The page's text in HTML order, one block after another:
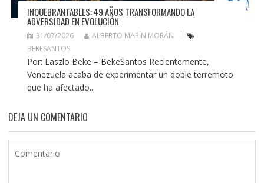
INQUEBRANTABLES: 49 AÑOS TRANSFORMANDO LA
ADVERSIDAD EN EVOLUCIÓN
31/07/2026
ALBERTO MARÍN MORÁN
BEKESANTOS
Por: Laszlo Beke – BekeSantos Recientemente,
Venezuela acaba de experimentar un doble terremoto
que ha afectado...
DEJA UN COMENTARIO